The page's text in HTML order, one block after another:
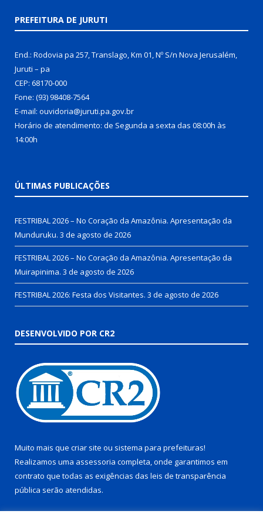
PREFEITURA DE JURUTI
End.: Rodovia pa 257, Translago, Km 01, Nº S/n Nova Jerusalém,
Juruti – pa
CEP: 68170-000
Fone: (93) 98408-7564
E-mail: ouvidoria@juruti.pa.gov.br
Horário de atendimento: de Segunda a sexta das 08:00h às
14:00h
ÚLTIMAS PUBLICAÇÕES
FESTRIBAL 2026 – No Coração da Amazônia. Apresentação da
Munduruku. 3 de agosto de 2026
FESTRIBAL 2026 – No Coração da Amazônia. Apresentação da
Muirapinima. 3 de agosto de 2026
FESTRIBAL 2026: Festa dos Visitantes. 3 de agosto de 2026
DESENVOLVIDO POR CR2
Muito mais que criar site ou sistema para prefeituras!
Realizamos uma assessoria completa, onde garantimos em
contrato que todas as exigências das leis de transparência
pública serão atendidas.